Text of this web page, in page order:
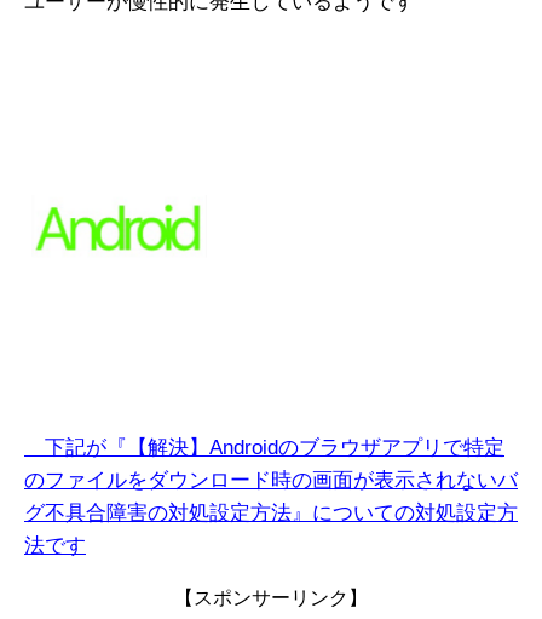
下記が『【解決】Androidのブラウザアプリで特定
のファイルをダウンロード時の画面が表示されないバ
グ不具合障害の対処設定方法』についての対処設定方
法です
【スポンサーリンク】